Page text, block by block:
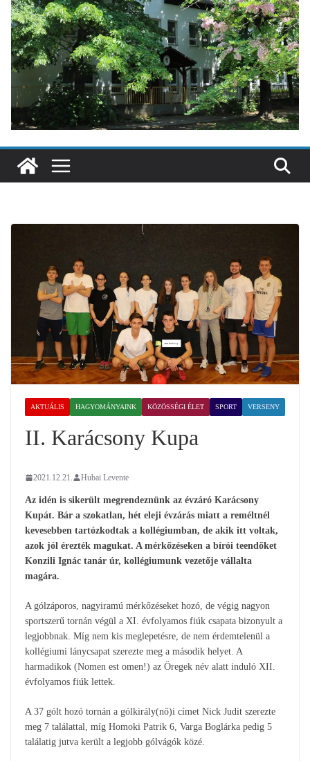
AKTUÁLIS HAGYOMÁNYAINK KÖZÖSSÉGI ÉLET SPORT VERSENY
II. Karácsony Kupa
2021.12.21. Hubai Levente
Az idén is sikerült megrendeznünk az évzáró Karácsony
Kupát. Bár a szokatlan, hét eleji évzárás miatt a reméltnél
kevesebben tartózkodtak a kollégiumban, de akik itt voltak,
azok jól érezték magukat. A mérkőzéseken a bírói teendőket
Konzili Ignác tanár úr, kollégiumunk vezetője vállalta
magára.
A gólzáporos, nagyiramú mérkőzéseket hozó, de végig nagyon
sportszerű tornán végül a XI. évfolyamos fiúk csapata bizonyult a
legjobbnak. Míg nem kis meglepetésre, de nem érdemtelenül a
kollégiumi lánycsapat szerezte meg a második helyet. A
harmadikok (Nomen est omen!) az Öregek név alatt induló XII.
évfolyamos fiúk lettek.
A 37 gólt hozó tornán a gólkirály(nő)i címet Nick Judit szerezte
meg 7 találattal, míg Homoki Patrik 6, Varga Boglárka pedig 5
találatig jutva került a legjobb gólvágók közé.